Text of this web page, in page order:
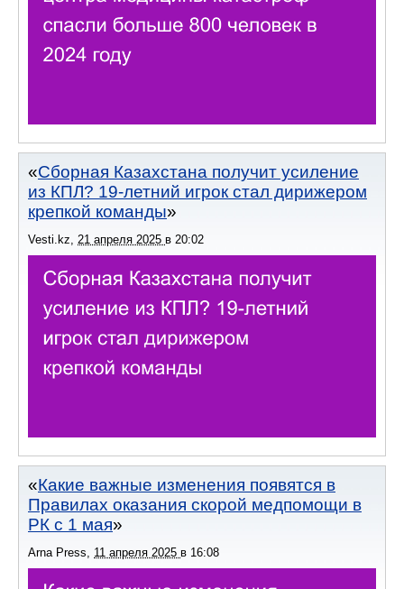
Сборная Казахстана получит усиление
из КПЛ? 19-летний игрок стал дирижером
крепкой команды
Vesti.kz, 21 апреля 2025 в 20:02
Какие важные изменения появятся в
Правилах оказания скорой медпомощи в
РК с 1 мая
Arna Press, 11 апреля 2025 в 16:08